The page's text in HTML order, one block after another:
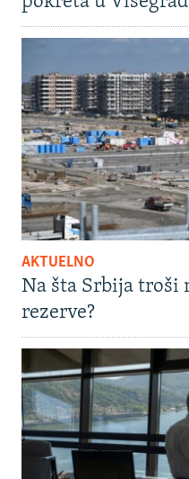
AKTUELNO
Na šta Srbija troši
rezerve?